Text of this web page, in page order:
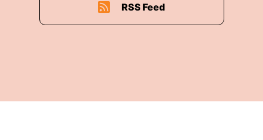
RSS Feed